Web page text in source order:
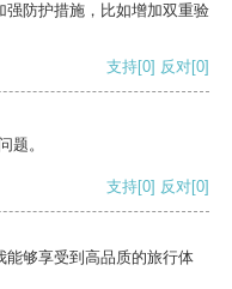
强防护措施，比如增加双重验
支持[0] 反对[0]
题。
支持[0] 反对[0]
能够享受到高品质的旅行体